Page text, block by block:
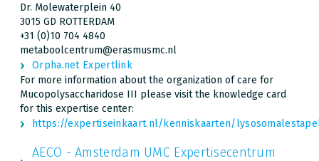
Dr. Molewaterplein 40
3015 GD ROTTERDAM
+31 (0)10 704 4840
metaboolcentrum@erasmusmc.nl
Orpha.net Expertlink
For more information about the organization of care for
Mucopolysaccharidose III please visit the knowledge card
for this expertise center:
https://expertiseinkaart.nl/kenniskaarten/
AECO - Amsterdam UMC Expertisecentrum